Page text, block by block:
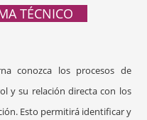
TÉCNICO
conozca los procesos de
y su relación directa con los
Esto permitirá identificar y